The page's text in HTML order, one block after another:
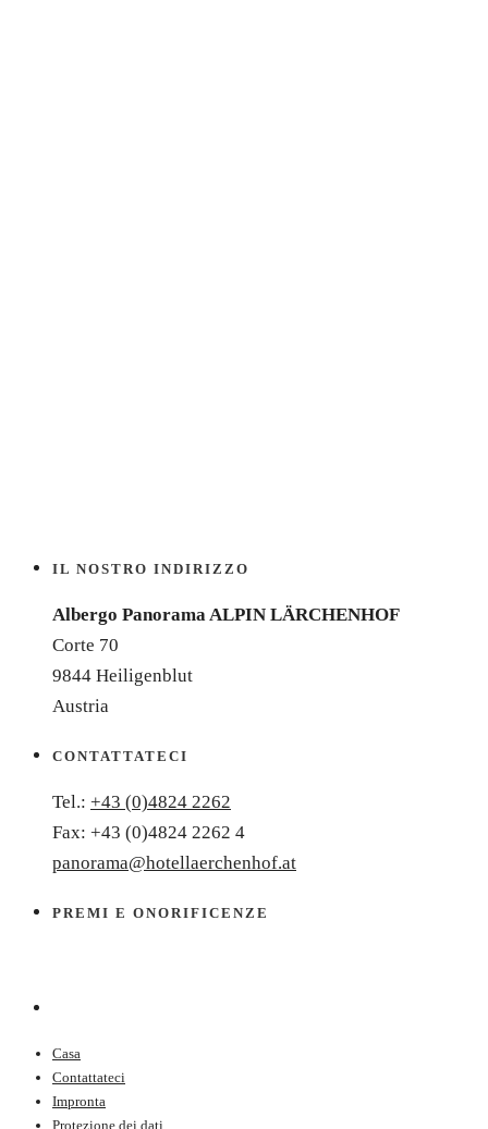
IL NOSTRO INDIRIZZO
Albergo Panorama ALPIN LÄRCHENHOF
Corte 70
9844 Heiligenblut
Austria
CONTATTATECI
Tel.: +43 (0)4824 2262
Fax: +43 (0)4824 2262 4
panorama@hotellaerchenhof.at
PREMI E ONORIFICENZE
Casa
Contattateci
Impronta
Protezione dei dati